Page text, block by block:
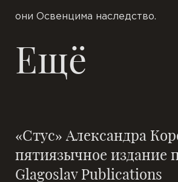
они Освенцима наследство.
Ещё
«Стус» Александра
пятиязычное издание
Glagoslav Publications